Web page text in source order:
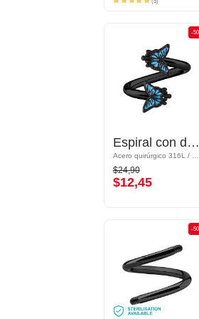
(5)
-50%
Espiral con diseño de mariposa
Acero quirúrgico 316L / Latón plateado
$24,90
$12,45
-
Espiral con diseño de mariposa
Acero quirúrgico 316L / Latón plateado
$24,90
$12,45
-50%
-